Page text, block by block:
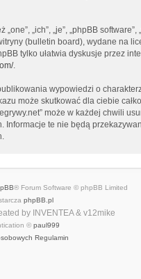
„one”, „ich”, „je”, „phpBB
(bulletin board), wydane na
tylko ułatwia dyskusje przez
.
wypowiedzi o
może skutkować dla ciebie
może w każdej chwili
Informacje te nie będą
® Forum Software © phpBB Limited
phpBB.pl
by INVENTEA & v12mike
© paul999
Regulamin